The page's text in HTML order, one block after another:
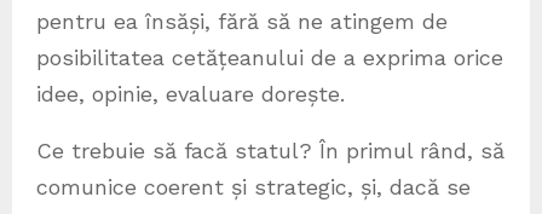
pentru ea însăși, fără să ne atingem de
posibilitatea cetățeanului de a exprima orice
idee, opinie, evaluare dorește.
Ce trebuie să facă statul? În primul rând, să
comunice coerent și strategic, și, dacă se